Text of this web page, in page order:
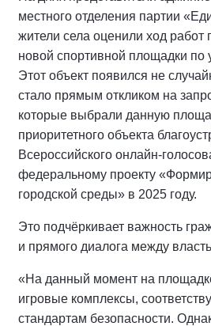
местного отделения партии
жители села оценили ход работ
новой спортивной площадки по
Этот объект появился не
стало прямым откликом на
которые выбрали данную
приоритетного объекта
Всероссийского онлайн-
федеральному проекту
городской среды» в 2025 году.
Это подчёркивает важность
и прямого диалога между
«На данный момент на
игровые комплексы,
стандартам безопасности.